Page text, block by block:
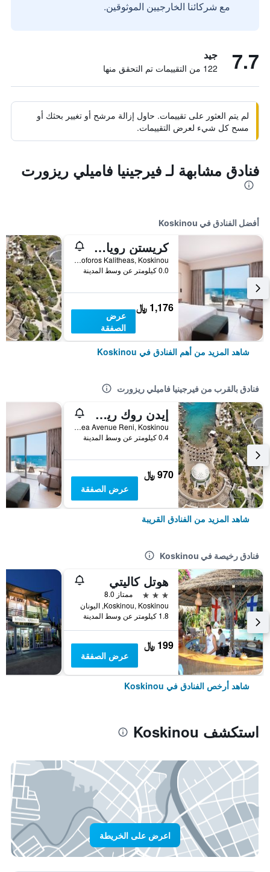
مع شركائنا الخارجيين الموثوقين.
7.7 جيد
122 من التقييمات تم التحقق منها
لم يتم العثور على تقييمات. حاول إزالة مرشح أو تغيير بحثك أو
مسح كل شيء لعرض التقييمات.
فنادق مشابهة لـ فيرجينيا فاميلي ريزورت
أفضل الفنادق في Koskinou
كريستن رويال أوفوريا ريزورت
Leoforos Kalitheas, Koskinou, اليونان
0.0 كيلومتر عن وسط المدينة
1,176 ﷼
عرض
الصفقة
شاهد المزيد من أهم الفنادق في Koskinou
فنادق بالقرب من فيرجينيا فاميلي ريزورت
إيدن روك ريزورت هوتل
Kalithea Avenue Reni, Koskinou, اليونان
0.4 كيلومتر عن وسط المدينة
970 ﷼
عرض الصفقة
شاهد المزيد من الفنادق القريبة
فنادق رخيصة في Koskinou
هوتل كاليتي
3 نجوم
ممتاز 8.0
Koskinou, Koskinou, اليونان
1.8 كيلومتر عن وسط المدينة
199 ﷼
عرض الصفقة
شاهد أرخص الفنادق في Koskinou
استكشف Koskinou
اعرض على الخريطة